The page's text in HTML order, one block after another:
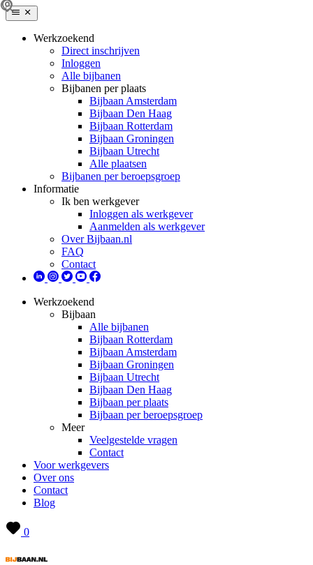
Werkzoekend
Direct inschrijven
Inloggen
Alle bijbanen
Bijbanen per plaats
Bijbaan Amsterdam
Bijbaan Den Haag
Bijbaan Rotterdam
Bijbaan Groningen
Bijbaan Utrecht
Alle plaatsen
Bijbanen per beroepsgroep
Informatie
Ik ben werkgever
Inloggen als werkgever
Aanmelden als werkgever
Over Bijbaan.nl
FAQ
Contact
Werkzoekend
Bijbaan
Alle bijbanen
Bijbaan Rotterdam
Bijbaan Amsterdam
Bijbaan Groningen
Bijbaan Utrecht
Bijbaan Den Haag
Bijbaan per plaats
Bijbaan per beroepsgroep
Meer
Veelgestelde vragen
Contact
Voor werkgevers
Over ons
Contact
Blog
0